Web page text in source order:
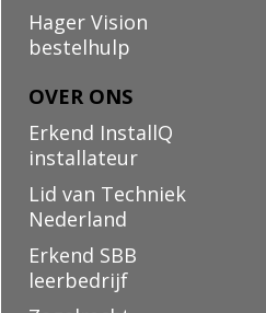
Hager Vision
bestelhulp
OVER ONS
Erkend InstallQ
installateur
Lid van Techniek
Nederland
Erkend SBB
leerbedrijf